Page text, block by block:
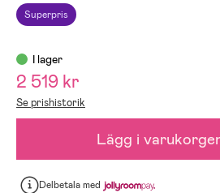
Superpris
I lager
2 519 kr
Se prishistorik
Lägg i
Delbetalamed